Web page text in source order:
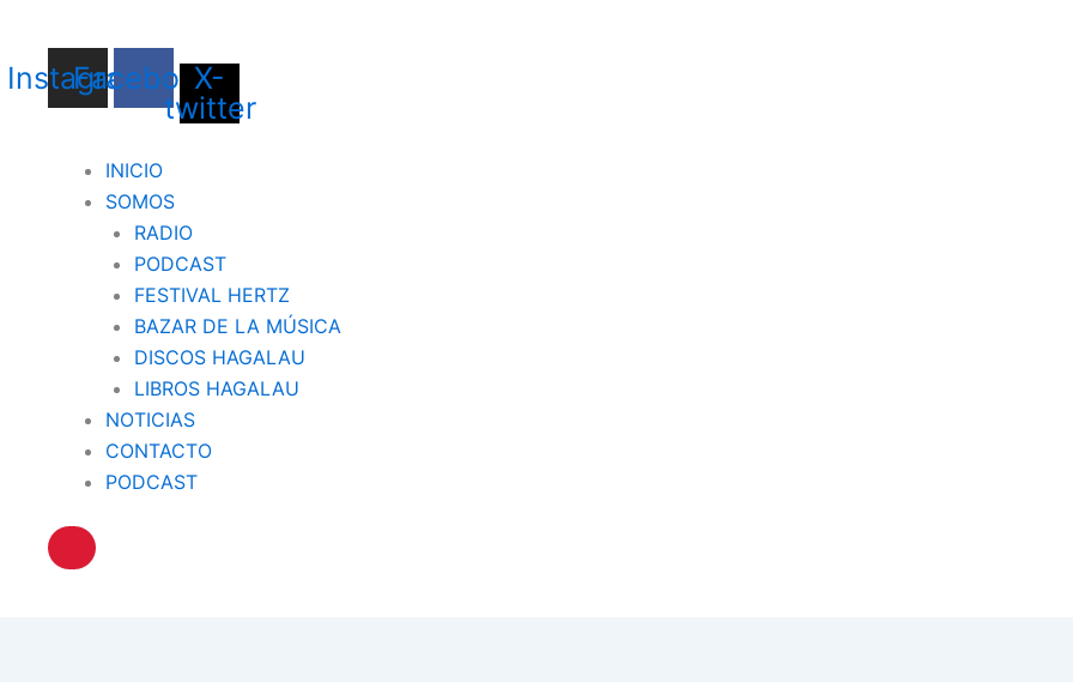
Instagram
Facebook
X-
twitter
INICIO
SOMOS
RADIO
PODCAST
FESTIVAL HERTZ
BAZAR DE LA MÚSICA
DISCOS HAGALAU
LIBROS HAGALAU
NOTICIAS
CONTACTO
PODCAST
Hamburger Toggle Menu